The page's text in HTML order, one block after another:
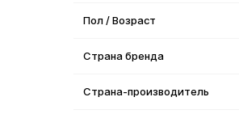
Пол / Возраст
Страна бренда
Страна-производитель